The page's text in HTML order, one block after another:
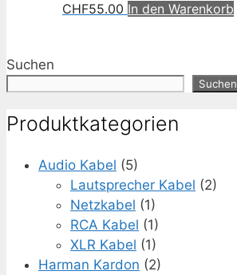
CHF55.00 In den Warenkorb
Suchen
Suchen
Produktkategorien
Audio Kabel (5)
Lautsprecher Kabel (2)
Netzkabel (1)
RCA Kabel (1)
XLR Kabel (1)
Harman Kardon (2)